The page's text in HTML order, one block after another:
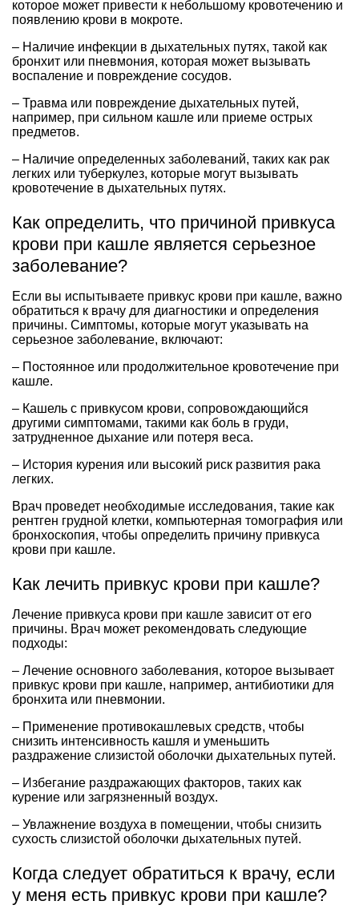
которое может привести к небольшому кровотечению и
появлению крови в мокроте.
– Наличие инфекции в дыхательных путях, такой как
бронхит или пневмония, которая может вызывать
воспаление и повреждение сосудов.
– Травма или повреждение дыхательных путей,
например, при сильном кашле или приеме острых
предметов.
– Наличие определенных заболеваний, таких как рак
легких или туберкулез, которые могут вызывать
кровотечение в дыхательных путях.
Как определить, что причиной привкуса
крови при кашле является серьезное
заболевание?
Если вы испытываете привкус крови при кашле, важно
обратиться к врачу для диагностики и определения
причины. Симптомы, которые могут указывать на
серьезное заболевание, включают:
– Постоянное или продолжительное кровотечение при
кашле.
– Кашель с привкусом крови, сопровождающийся
другими симптомами, такими как боль в груди,
затрудненное дыхание или потеря веса.
– История курения или высокий риск развития рака
легких.
Врач проведет необходимые исследования, такие как
рентген грудной клетки, компьютерная томография или
бронхоскопия, чтобы определить причину привкуса
крови при кашле.
Как лечить привкус крови при кашле?
Лечение привкуса крови при кашле зависит от его
причины. Врач может рекомендовать следующие
подходы:
– Лечение основного заболевания, которое вызывает
привкус крови при кашле, например, антибиотики для
бронхита или пневмонии.
– Применение противокашлевых средств, чтобы
снизить интенсивность кашля и уменьшить
раздражение слизистой оболочки дыхательных путей.
– Избегание раздражающих факторов, таких как
курение или загрязненный воздух.
– Увлажнение воздуха в помещении, чтобы снизить
сухость слизистой оболочки дыхательных путей.
Когда следует обратиться к врачу, если
у меня есть привкус крови при кашле?